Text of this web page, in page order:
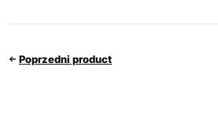
Poprzedni product